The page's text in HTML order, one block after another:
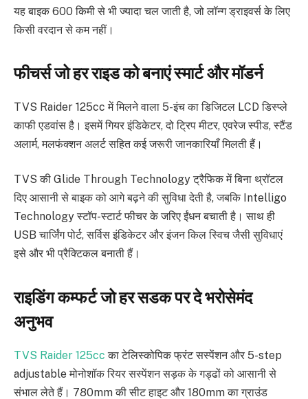
यह बाइक 600 किमी से भी ज्यादा चल जाती है, जो लॉन्ग ड्राइवर्स के लिए
किसी वरदान से कम नहीं।
फीचर्स जो हर राइड को बनाएं स्मार्ट और मॉडर्न
TVS Raider 125cc में मिलने वाला 5-इंच का डिजिटल LCD डिस्प्ले
काफी एडवांस है। इसमें गियर इंडिकेटर, दो ट्रिप मीटर, एवरेज स्पीड, स्टैंड
अलार्म, मलफंक्शन अलर्ट सहित कई जरूरी जानकारियाँ मिलती हैं।
TVS की Glide Through Technology ट्रैफिक में बिना थ्रॉटल
दिए आसानी से बाइक को आगे बढ़ने की सुविधा देती है, जबकि Intelligo
Technology स्टॉप-स्टार्ट फीचर के जरिए ईंधन बचाती है। साथ ही
USB चार्जिंग पोर्ट, सर्विस इंडिकेटर और इंजन किल स्विच जैसी सुविधाएं
इसे और भी प्रैक्टिकल बनाती हैं।
राइडिंग कम्फर्ट जो हर सडक पर दे भरोसेमंद
अनुभव
TVS Raider 125cc का टेलिस्कोपिक फ्रंट सस्पेंशन और 5-step
adjustable मोनोशॉक रियर सस्पेंशन सड़क के गड्ढों को आसानी से
संभाल लेते हैं। 780mm की सीट हाइट और 180mm का ग्राउंड